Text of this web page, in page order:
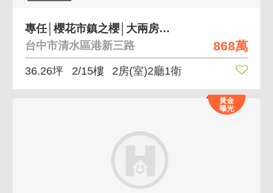
868萬
專任│櫻花市鎮之櫻│大兩房平車│台中好房
台中市清水區港新三路
36.26坪 2/15樓 2房(室)2廳1衛
黃金
曝光